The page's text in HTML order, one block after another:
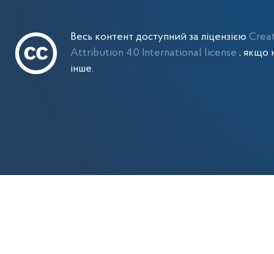
Весь контент доступний за ліцензією
Attribution 4.0 International license , якщо
інше.